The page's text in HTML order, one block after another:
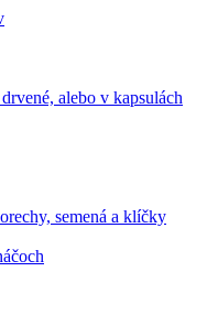
alebo v kapsulách
semená a klíčky